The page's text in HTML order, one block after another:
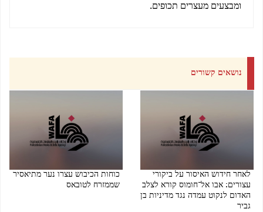
ומבצעים מעצרים תכופים.
נושאים קשורים
לאחר חידוש האיסור על ביקורי
עצורים: אבו אל־חומוס קורא לצלב
האדום לנקוט עמדה נגד מדיניות בן
גביר
כוחות הכיבוש עצרו נער מתיאסיר
שממזרח לטובאס